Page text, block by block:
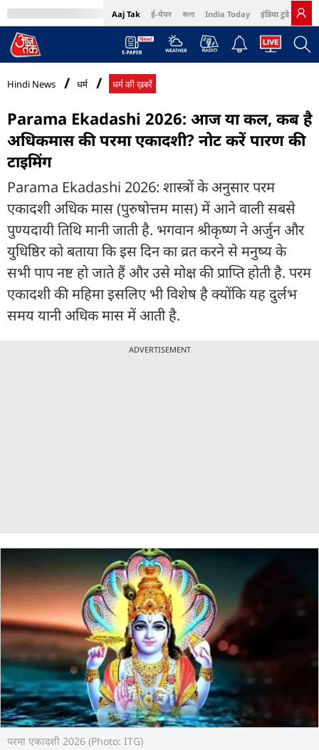
Aaj Tak ई-पेपर বাংলা India Today इंडिया टुडे हिंदी
MumbaiTak Cosmopolitan Harper's Bazaar Northeast
Hindi News धर्म धर्म की ख़बरें
Parama Ekadashi 2026: आज या कल, कब है
अधिकमास की परमा एकादशी? नोट करें पारण की
टाइमिंग
Parama Ekadashi 2026: शास्त्रों के अनुसार परम
एकादशी अधिक मास (पुरुषोत्तम मास) में आने वाली सबसे
पुण्यदायी तिथि मानी जाती है. भगवान श्रीकृष्ण ने अर्जुन और
युधिष्ठिर को बताया कि इस दिन का व्रत करने से मनुष्य के
सभी पाप नष्ट हो जाते हैं और उसे मोक्ष की प्राप्ति होती है. परम
एकादशी की महिमा इसलिए भी विशेष है क्योंकि यह दुर्लभ
समय यानी अधिक मास में आती है.
ADVERTISEMENT
परमा एकादशी 2026 (Photo: ITG)